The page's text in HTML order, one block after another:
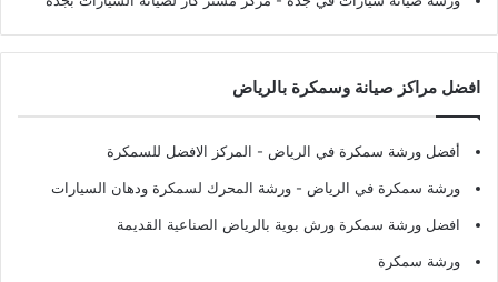
افضل مراكز صيانة وسمكرة بالرياض
أفضل ورشة سمكرة في الرياض - المركز الافضل للسمكرة
ورشة سمكرة في الرياض - ورشة المحرك لسمكرة ودهان السيارات
افضل ورشة سمكرة ورش بوية بالرياض الصناعية القديمة
ورشة سمكرة